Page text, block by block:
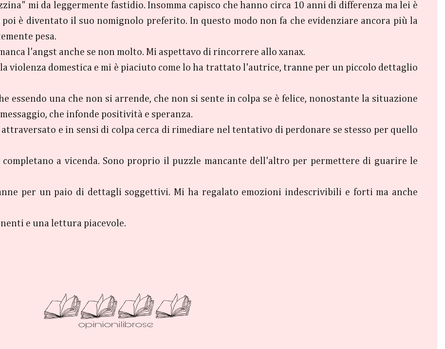
mi da leggermente fastidio. Insomma capisco che hanno circa 10 anni di differenza ma lei è
è diventato il suo nomignolo preferito. In questo modo non fa che evidenziare ancora più la
pesa.
l'angst anche se non molto. Mi aspettavo di rincorrere allo xanax.
violenza domestica e mi è piaciuto come lo ha trattato l'autrice, tranne per un piccolo dettaglio
essendo una che non si arrende, che non si sente in colpa se è felice, nonostante la situazione
che infonde positività e speranza.
e in sensi di colpa cerca di rimediare nel tentativo di perdonare se stesso per quello
a vicenda. Sono proprio il puzzle mancante dell'altro per permettere di guarire le
per un paio di dettagli soggettivi. Mi ha regalato emozioni indescrivibili e forti ma anche
e una lettura piacevole.